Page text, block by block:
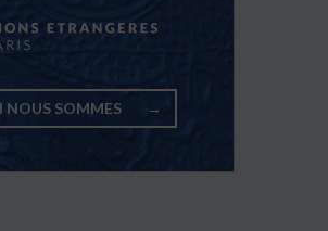
NOUS SOMMES →